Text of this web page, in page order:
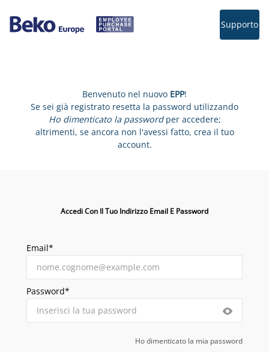
Supporto
Benvenuto nel nuovo EPP!
Se sei già registrato resetta la password utilizzando
Ho dimenticato la passwordper accedere;
altrimenti, se ancora non l'avessi fatto, crea il tuo
account.
Accedi Con Il Tuo Indirizzo Email E Password
Email*
Password*
Ho dimenticato la mia password